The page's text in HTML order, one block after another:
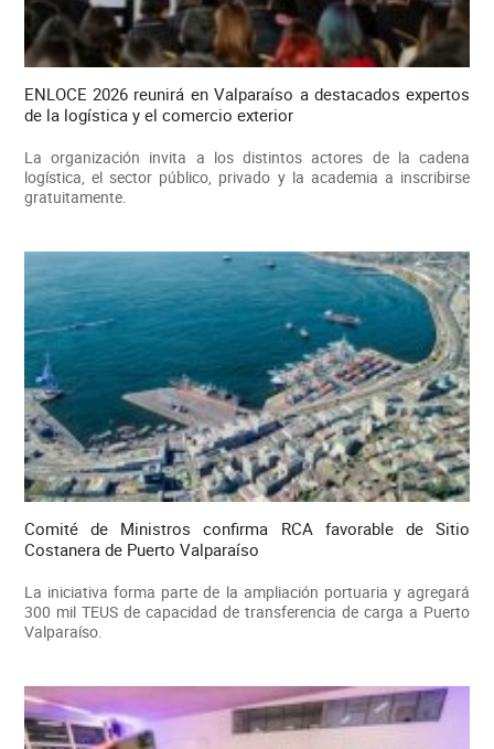
ENLOCE 2026 reunirá en Valparaíso a destacados expertos
de la logística y el comercio exterior
La organización invita a los distintos actores de la cadena
logística, el sector público, privado y la academia a inscribirse
gratuitamente.
Comité de Ministros confirma RCA favorable de Sitio
Costanera de Puerto Valparaíso
La iniciativa forma parte de la ampliación portuaria y agregará
300 mil TEUS de capacidad de transferencia de carga a Puerto
Valparaíso.